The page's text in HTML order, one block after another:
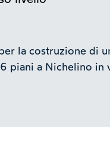
la costruzione di
piani a Nichelino in